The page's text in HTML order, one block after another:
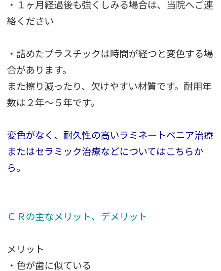
・１ヶ月経過後も強くしみる場合は、当院へご連
絡ください
・詰めたプラスチックは時間が経つと変色する場
合があります。
また擦り減ったり、欠けやすい材質です。耐用年
数は２年～５年です。
変色がなく、耐久性の高いラミネートベニア治療
またはセラミック治療などについてはこちらか
ら。
ＣＲの主なメリット、デメリット
メリット
・色が歯に似ている